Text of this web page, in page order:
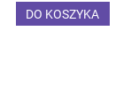
DO KOSZYKA